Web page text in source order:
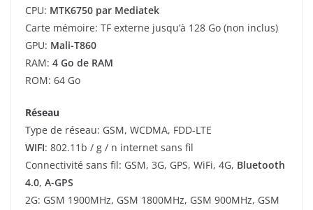
CPU: MTK6750 par Mediatek
Carte mémoire: TF externe jusqu’à 128 Go (non inclus)
GPU: Mali-T860
RAM: 4 Go de RAM
ROM: 64 Go
Réseau
Type de réseau: GSM, WCDMA, FDD-LTE
WIFI: 802.11b / g / n internet sans fil
Connectivité sans fil: GSM, 3G, GPS, WiFi, 4G, Bluetooth
4.0, A-GPS
2G: GSM 1900MHz, GSM 1800MHz, GSM 900MHz, GSM